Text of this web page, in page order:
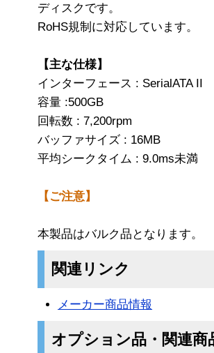
ディスクです。
RoHS規制に対応しています。
【主な仕様】
インターフェース : SerialATA II
容量 :500GB
回転数 : 7,200rpm
バッファサイズ : 16MB
平均シークタイム : 9.0ms未満
【ご注意】
本製品はバルク品となります。
関連リンク
メーカー商品情報
オプション品・関連商